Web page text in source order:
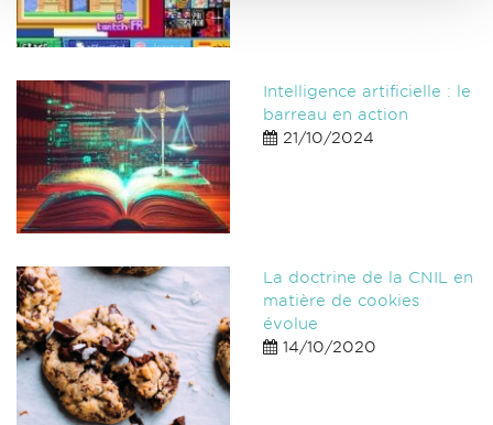
Intelligence artificielle : le
barreau en action
21/10/2024
La doctrine de la CNIL en
matière de cookies
évolue
14/10/2020